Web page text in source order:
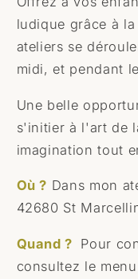
de
poterie
enfant
2H
de
2H
ludique grâce à
ateliers se
midi, et pendant
Une belle
s'initier à l'art de
imagination tout
Où ? Dans mon
42680 St
Quand ? Pour
consultez le